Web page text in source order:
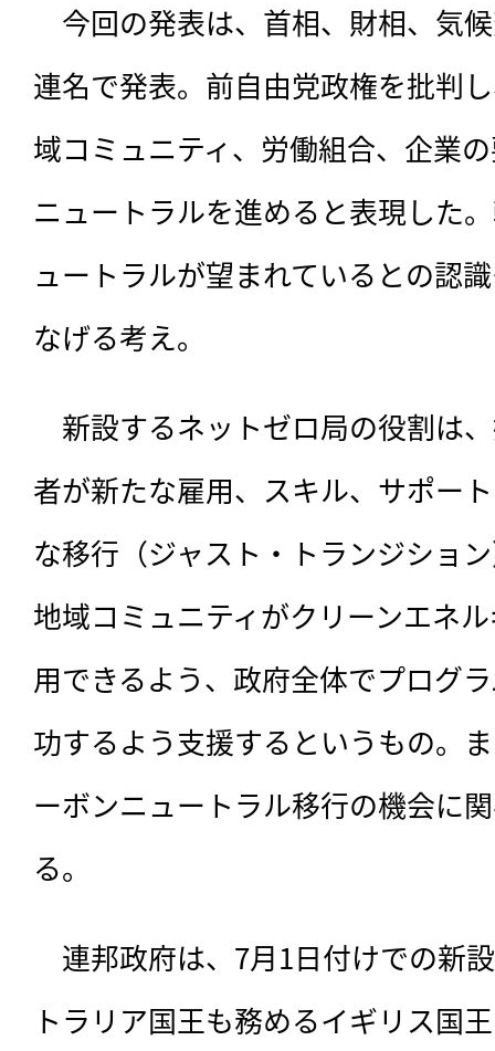
今回の発表は、 首相、財相、気
連名で発表。前自由党政権を批判
域コミュニティ、労働組合、企業
ニュートラルを進めると表現した
ュートラルが望まれているとの認
なげる考え。
新設するネットゼロ局の役割は
者が新たな雇用、スキル、サポー
な移行（ジャスト・トランジショ
地域コミュニティがクリーンエネ
用できるよう、政府全体でプログ
功するよう支援するというもの。
ーボンニュートラル移行の機会に
る。
連邦政府は、7月1日付けでの新
トラリア国王も務めるイギリス国